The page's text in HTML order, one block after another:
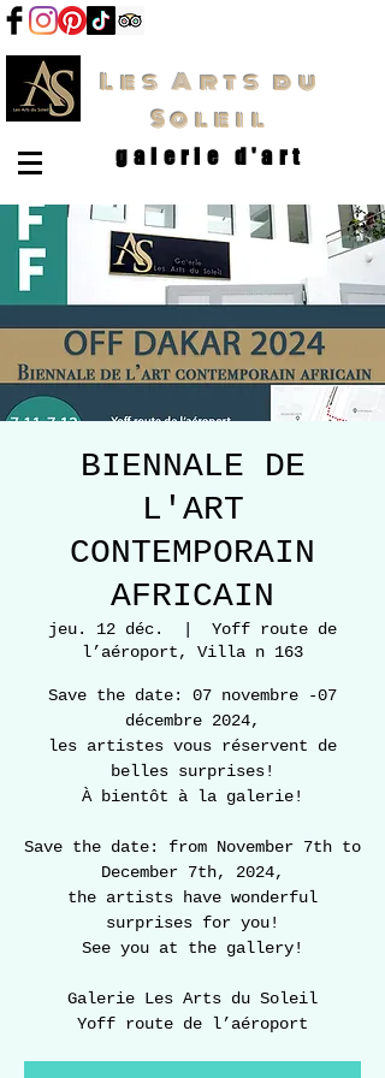
Les Arts du
Soleil
galerie d'art
BIENNALE DE
L'ART
CONTEMPORAIN
AFRICAIN
jeu. 12 déc.
Yoff route de
l’aéroport, Villa n 163
Save the date: 07 novembre -07
décembre 2024,
les artistes vous réservent de
belles surprises!
À bientôt à la galerie!
Save the date: from November 7th to
December 7th, 2024,
the artists have wonderful
surprises for you!
See you at the gallery!
Galerie Les Arts du Soleil
Yoff route de l’aéroport